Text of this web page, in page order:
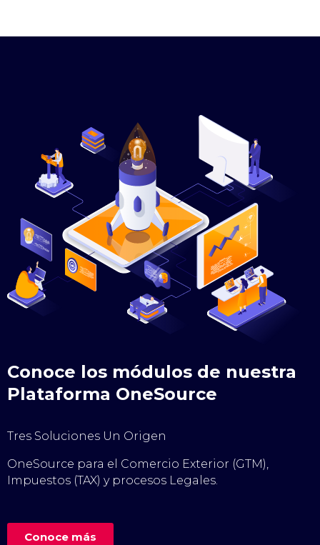
Conoce los módulos de nuestra
Plataforma OneSource
Tres Soluciones Un Origen
OneSource para el Comercio Exterior (GTM),
Impuestos (TAX) y procesos Legales.
Conoce más